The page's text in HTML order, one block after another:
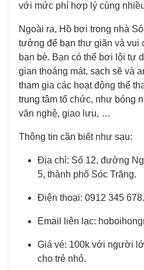
với mức phí hợp lý cùng
Ngoài ra, Hồ bơi trong nhà
tưởng để bạn thư giãn và vui
bạn bè. Bạn có thể bơi lội tự
gian thoáng mát, sạch sẽ và
tham gia các hoạt động thể
trung tâm tổ chức, như bóng
văn nghệ, giao lưu, …
Thông tin cần biết như sau:
Địa chỉ: Số 12, đường
5, thành phố Sóc Trăng.
Điện thoại: 0912 345 678.
Email liên lạc:
Giá vé: 100k với người
cho trẻ nhỏ.